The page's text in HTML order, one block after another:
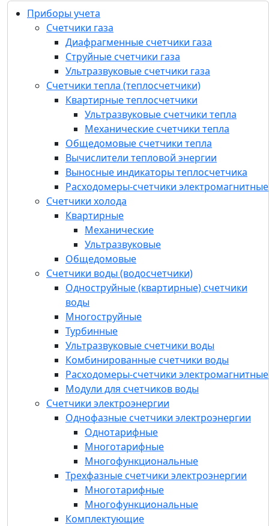
Приборы учета
Счетчики газа
Диафрагменные счетчики газа
Струйные счетчики газа
Ультразвуковые счетчики газа
Счетчики тепла (теплосчетчики)
Квартирные теплосчетчики
Ультразвуковые счетчики тепла
Механические счетчики тепла
Общедомовые счетчики тепла
Вычислители тепловой энергии
Выносные индикаторы теплосчетчика
Расходомеры-счетчики электромагнитные
Счетчики холода
Квартирные
Механические
Ультразвуковые
Общедомовые
Счетчики воды (водосчетчики)
Одноструйные (квартирные) счетчики
воды
Многоструйные
Турбинные
Ультразвуковые счетчики воды
Комбинированные счетчики воды
Расходомеры-счетчики электромагнитные
Модули для счетчиков воды
Счетчики электроэнергии
Однофазные счетчики электроэнергии
Однотарифные
Многотарифные
Многофункциональные
Трехфазные счетчики электроэнергии
Многотарифные
Многофункциональные
Комплектующие
Продукция
Приборы учета
Счетчики газа
Диафрагменные счетчики газа
Струйные счетчики газа
Ультразвуковые счетчики газа
Счетчики тепла (теплосчетчики)
Квартирные теплосчетчики
Общедомовые счетчики тепла
Вычислители тепловой энергии
Выносные индикаторы теплосчетчика
Расходомеры-счетчики
электромагнитные
Счетчики холода
Квартирные
Общедомовые
Счетчики воды (водосчетчики)
Одноструйные (квартирные) счетчики
воды
Многоструйные
Турбинные
Ультразвуковые счетчики воды
Комбинированные счетчики воды
Расходомеры-счетчики
электромагнитные
Модули для счетчиков воды
Счетчики электроэнергии
Однофазные счетчики электроэнергии
Трехфазные счетчики электроэнергии
Комплектующие
Устройства для распределения
теплопотребления
Радиаторные распределители тепла
Комплекты для монтажа
Сигнализаторы загазованности
Система пожарной сигнализации